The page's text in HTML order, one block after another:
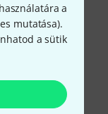
a
mutatása).
a sütik
és kis
50 € értékű